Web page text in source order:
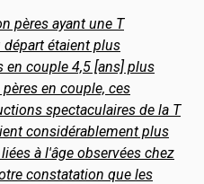
pères ayant une T
départ étaient plus
en couple 4,5 [ans] plus
en couple, ces
spectaculaires de la T
considérablement plus
à l'âge observées chez
constatation que les